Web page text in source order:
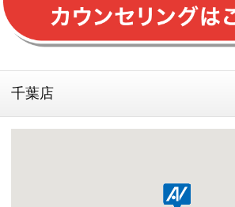
千葉店